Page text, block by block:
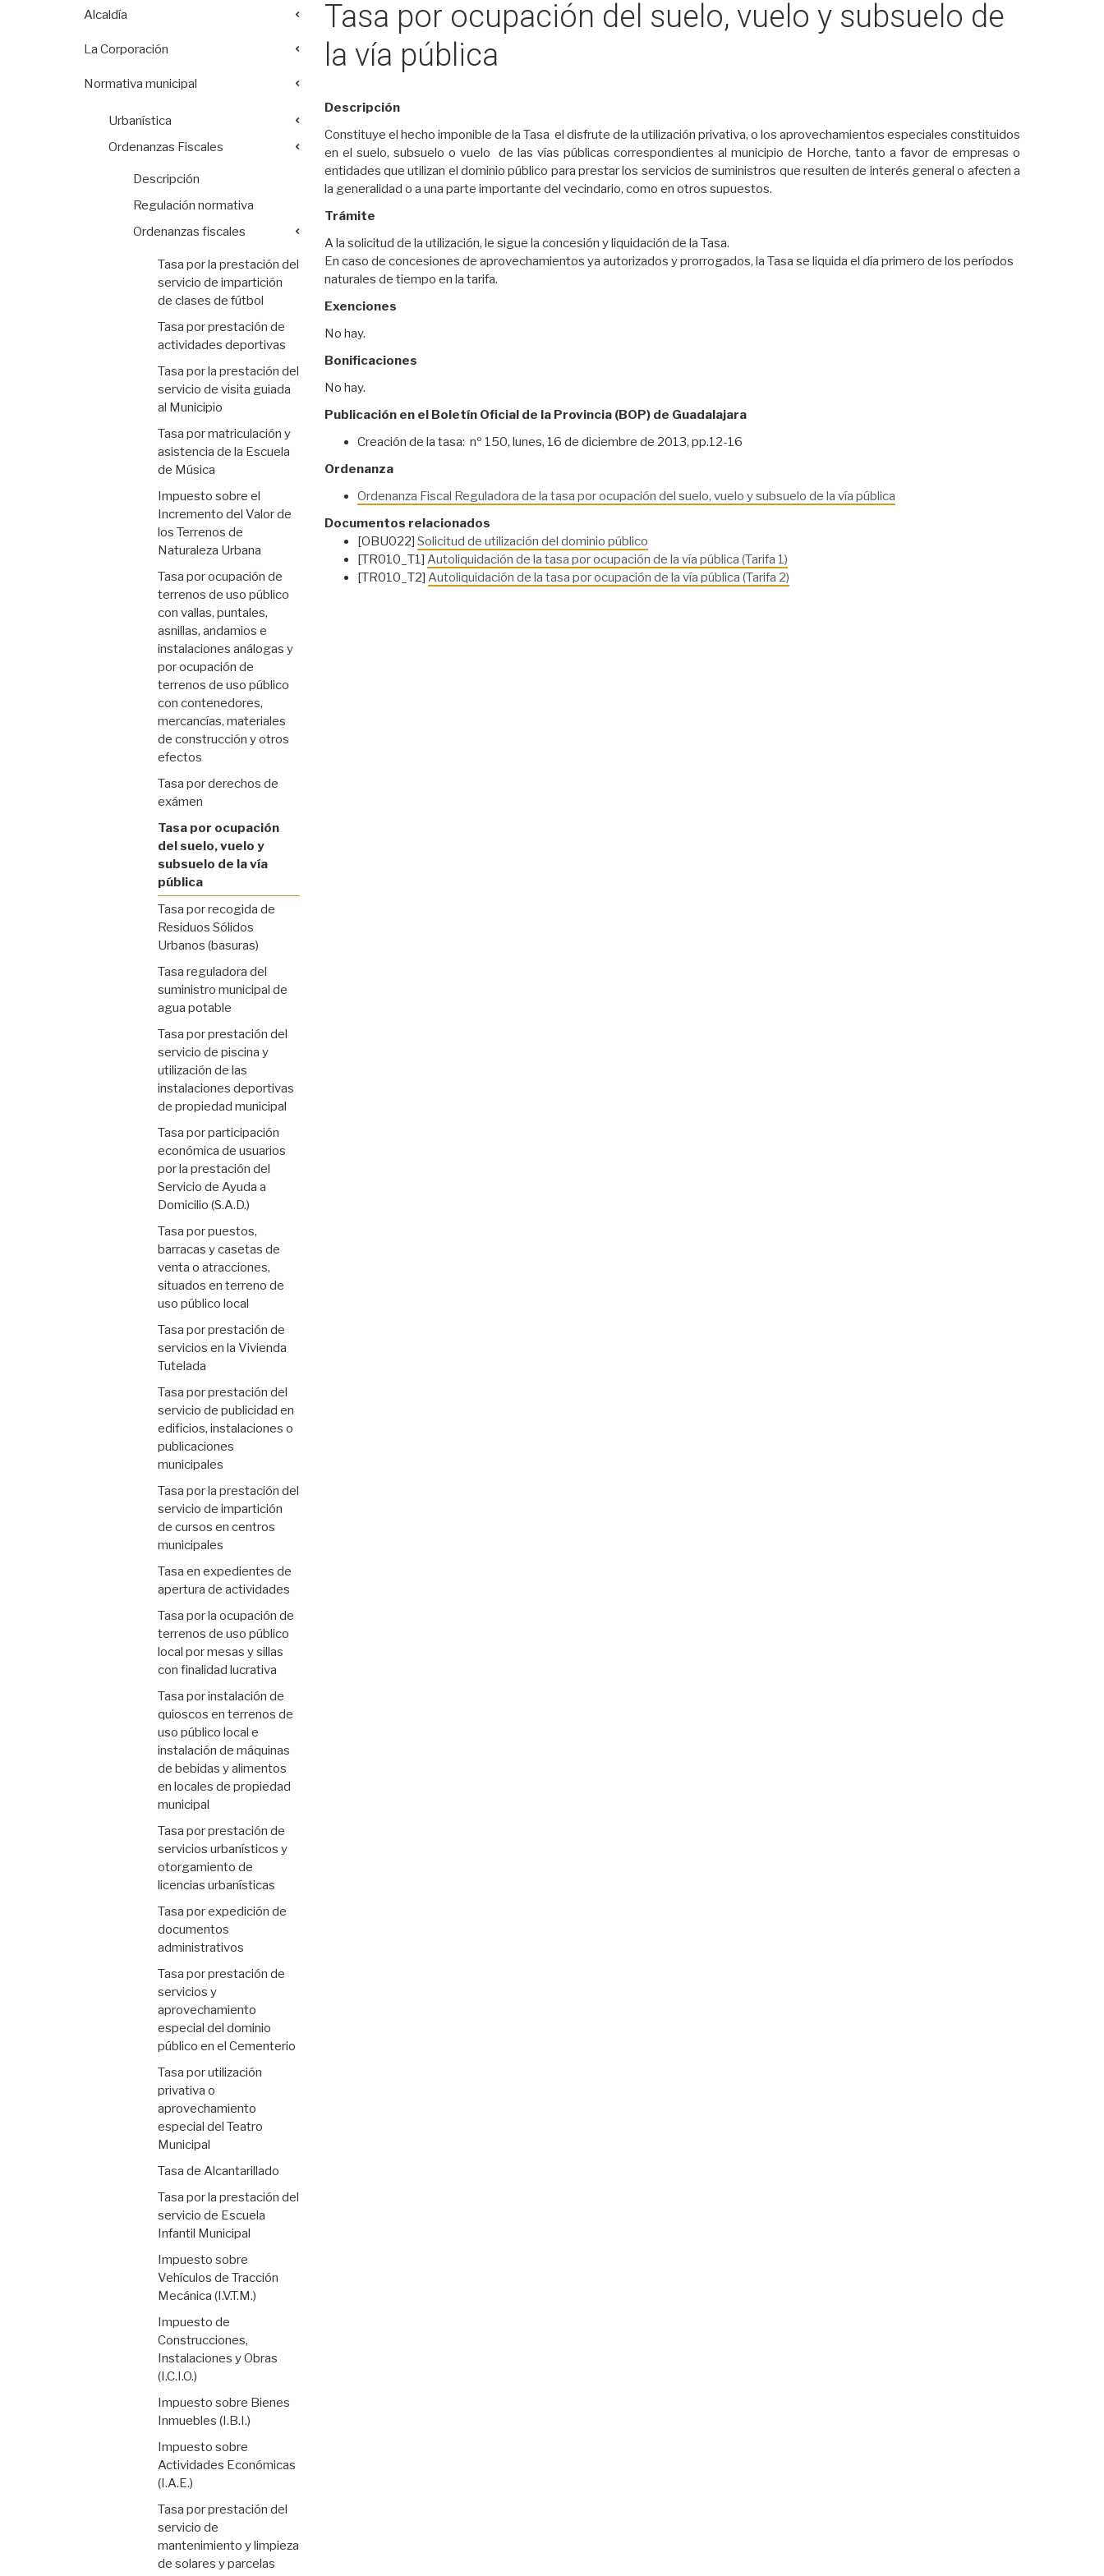
Tasa por ocupación del suelo, vuelo y subsuelo de
la vía pública
Descripción
Constituye el hecho imponible de la Tasa el disfrute de la utilización privativa, o los aprovechamientos especiales constituidos
en el suelo, subsuelo o vuelo de las vías públicas correspondientes al municipio de Horche, tanto a favor de empresas o
entidades que utilizan el dominio público para prestar los servicios de suministros que resulten de interés general o afecten a
la generalidad o a una parte importante del vecindario, como en otros supuestos.
Trámite
A la solicitud de la utilización, le sigue la concesión y liquidación de la Tasa.
En caso de concesiones de aprovechamientos ya autorizados y prorrogados, la Tasa se liquida el día primero de los períodos
naturales de tiempo en la tarifa.
Exenciones
No hay.
Bonificaciones
No hay.
Publicación en el Boletín Oficial de la Provincia (BOP) de Guadalajara
Creación de la tasa: nº 150, lunes, 16 de diciembre de 2013, pp.12-16
Ordenanza
Ordenanza Fiscal Reguladora de la tasa por ocupación del suelo, vuelo y subsuelo de la vía pública
Documentos relacionados
[OBU022] Solicitud de utilización del dominio público
[TR010_T1] Autoliquidación de la tasa por ocupación de la vía pública (Tarifa 1)
[TR010_T2] Autoliquidación de la tasa por ocupación de la vía pública (Tarifa 2)
Alcaldía
La Corporación
Normativa municipal
Urbanística
Ordenanzas Fiscales
Descripción
Regulación normativa
Ordenanzas fiscales
Tasa por la prestación del
servicio de impartición
de clases de fútbol
Tasa por prestación de
actividades deportivas
Tasa por la prestación del
servicio de visita guiada
al Municipio
Tasa por matriculación y
asistencia de la Escuela
de Música
Impuesto sobre el
Incremento del Valor de
los Terrenos de
Naturaleza Urbana
Tasa por ocupación de
terrenos de uso público
con vallas, puntales,
asnillas, andamios e
instalaciones análogas y
por ocupación de
terrenos de uso público
con contenedores,
mercancías, materiales
de construcción y otros
efectos
Tasa por derechos de
exámen
Tasa por ocupación
del suelo, vuelo y
subsuelo de la vía
pública
Tasa por recogida de
Residuos Sólidos
Urbanos (basuras)
Tasa reguladora del
suministro municipal de
agua potable
Tasa por prestación del
servicio de piscina y
utilización de las
instalaciones deportivas
de propiedad municipal
Tasa por participación
económica de usuarios
por la prestación del
Servicio de Ayuda a
Domicilio (S.A.D.)
Tasa por puestos,
barracas y casetas de
venta o atracciones,
situados en terreno de
uso público local
Tasa por prestación de
servicios en la Vivienda
Tutelada
Tasa por prestación del
servicio de publicidad en
edificios, instalaciones o
publicaciones
municipales
Tasa por la prestación del
servicio de impartición
de cursos en centros
municipales
Tasa en expedientes de
apertura de actividades
Tasa por la ocupación de
terrenos de uso público
local por mesas y sillas
con finalidad lucrativa
Tasa por instalación de
quioscos en terrenos de
uso público local e
instalación de máquinas
de bebidas y alimentos
en locales de propiedad
municipal
Tasa por prestación de
servicios urbanísticos y
otorgamiento de
licencias urbanísticas
Tasa por expedición de
documentos
administrativos
Tasa por prestación de
servicios y
aprovechamiento
especial del dominio
público en el Cementerio
Tasa por utilización
privativa o
aprovechamiento
especial del Teatro
Municipal
Tasa de Alcantarillado
Tasa por la prestación del
servicio de Escuela
Infantil Municipal
Impuesto sobre
Vehículos de Tracción
Mecánica (I.V.T.M.)
Impuesto de
Construcciones,
Instalaciones y Obras
(I.C.I.O.)
Impuesto sobre Bienes
Inmuebles (I.B.I.)
Impuesto sobre
Actividades Económicas
(I.A.E.)
Tasa por prestación del
servicio de
mantenimiento y limpieza
de solares y parcelas